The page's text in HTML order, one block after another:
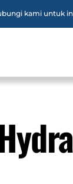
kami untuk